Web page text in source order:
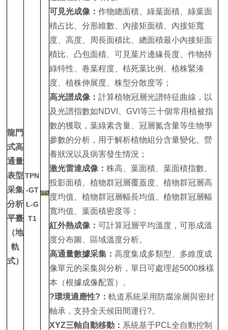
龍門
式高
通量
表型
采集
分析
平臺
（地
軌
式）
TPN
-GT
L-G
T1
可見光成像：作物總面積、綠葉面積、綠葉面
積占比、分形維數、內接矩面積、內接矩寬
度、高度、周長面積比、總面積最小內接矩面
積比、凸包面積、可見葉片邊緣長度、作物持
綠特性、卷葉程度、枯死葉比例、植株緊湊
度、植株伸展度、株型分散度等；
高光譜成像：計算植物冠層光譜特征曲線，以
及光譜指數如NDVI、GVI等三十個常用植被指
數的獲取，葉綠素含量、冠層氮含量等生物學
參數的分析，用于解析植物組分含量變化、營
養狀況以及病害發生情況；
激光雷達成像：株高、葉面積、葉面積指數、
投影面積、植物群冠層覆蓋度、植物群冠層高
度均值、植物群冠層幅長均值、植物群冠層幅
寬均值、葉面積密度等；
紅外熱成像 ：可計算冠層平均溫度，可形成溫
度分布圖、區域溫度分析。
高通量數據采集：高度集成多類型、多維度成
像單元的采集與分析，單日可處理超5000株樣
本（根據成像配置）。
?環境適應性?：軌道系統采用防腐涂層與密封
軸承，支持全天候田間運行?。
XYZ三軸自動移動： 系統基于PCL全自動控制